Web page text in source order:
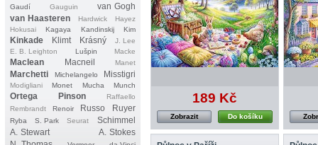
Gaudí
Gauguin
van Gogh
van Haasteren
Hardwick
Hayez
Hokusai
Kagaya Kandinskij Kim
Kinkade Klimt Krásný
J. Lee
E. B. Leighton
Lušpin Macke
Maclean Macneil Manet
Marchetti Michelangelo Misstigri
Modigliani Monet Mucha Munch
Ortega Pinson
Raffaello
Rembrandt
Renoir Russo Ruyer
Ryba S. Park Seurat
Schimmel
A. Stewart
A. Stokes
189 Kč
Do košíku
Zobrazit